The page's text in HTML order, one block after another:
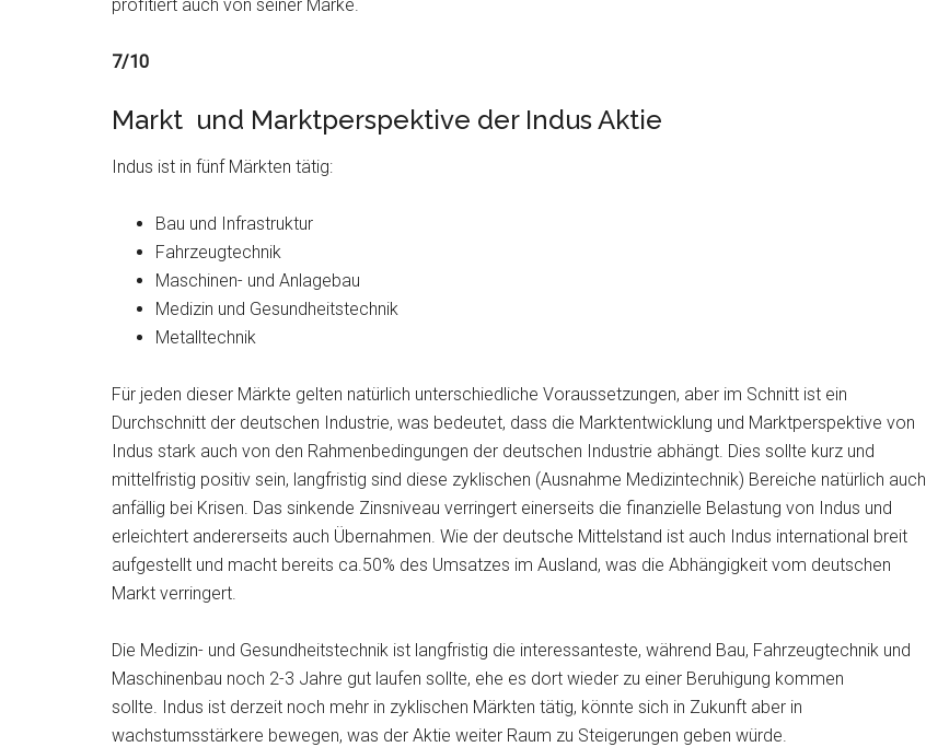
profitiert auch von seiner Marke.
7/10
Markt und Marktperspektive der Indus Aktie
Indus ist in fünf Märkten tätig:
Bau und Infrastruktur
Fahrzeugtechnik
Maschinen- und Anlagebau
Medizin und Gesundheitstechnik
Metalltechnik
Für jeden dieser Märkte gelten natürlich unterschiedliche Voraussetzungen, aber im Schnitt ist ein
Durchschnitt der deutschen Industrie, was bedeutet, dass die Marktentwicklung und Marktperspektive von
Indus stark auch von den Rahmenbedingungen der deutschen Industrie abhängt. Dies sollte kurz und
mittelfristig positiv sein, langfristig sind diese zyklischen (Ausnahme Medizintechnik) Bereiche natürlich auch
anfällig bei Krisen. Das sinkende Zinsniveau verringert einerseits die finanzielle Belastung von Indus und
erleichtert andererseits auch Übernahmen. Wie der deutsche Mittelstand ist auch Indus international breit
aufgestellt und macht bereits ca.50% des Umsatzes im Ausland, was die Abhängigkeit vom deutschen
Markt verringert.
Die Medizin- und Gesundheitstechnik ist langfristig die interessanteste, während Bau, Fahrzeugtechnik und
Maschinenbau noch 2-3 Jahre gut laufen sollte, ehe es dort wieder zu einer Beruhigung kommen
sollte. Indus ist derzeit noch mehr in zyklischen Märkten tätig, könnte sich in Zukunft aber in
wachstumsstärkere bewegen, was der Aktie weiter Raum zu Steigerungen geben würde.